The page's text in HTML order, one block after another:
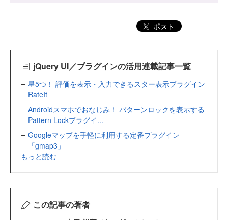
ポスト
jQuery UI／プラグインの活用連載記事一覧
星5つ！ 評価を表示・入力できるスター表示プラグイン
RateIt
Androidスマホでおなじみ！ パターンロックを表示する
Pattern Lockプラグイ...
Googleマップを手軽に利用する定番プラグイン
「gmap3」
もっと読む
この記事の著者